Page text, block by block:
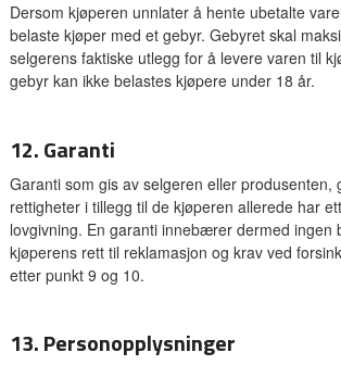
Dersom kjøperen unnlater å hente ubetalte
belaste kjøper med et gebyr. Gebyret skal
selgerens faktiske utlegg for å levere varen til
gebyr kan ikke belastes kjøpere under 18 år.
12. Garanti
Garanti som gis av selgeren eller produsenten,
rettigheter i tillegg til de kjøperen allerede har
lovgivning. En garanti innebærer dermed ingen
kjøperens rett til reklamasjon og krav ved
etter punkt 9 og 10.
13. Personopplysninger